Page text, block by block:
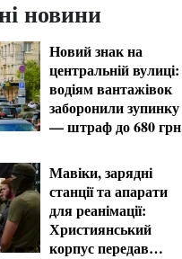
новини
Новий знак на
центральній вулиці:
водіям вантажівок
заборонили зупинку
— штраф до 680 грн
Мавіки, зарядні
станції та апарати
для реанімації:
Християнський
корпус передав